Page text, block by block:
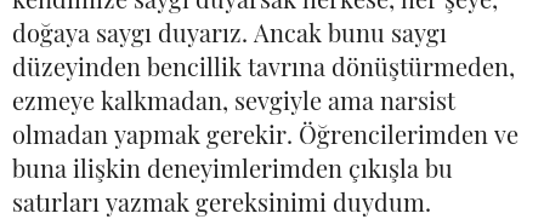
doğaya saygı duyarız. Ancak bunu saygı
düzeyinden bencillik tavrına dönüştürmeden,
ezmeye kalkmadan, sevgiyle ama narsist
olmadan yapmak gerekir. Öğrencilerimden ve
buna ilişkin deneyimlerimden çıkışla bu
satırları yazmak gereksinimi duydum.